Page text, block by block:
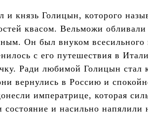
и князь Голицын, которого
квасом. Вельможи
Он был внуком
с его путешествия в
Ради любимой Голицын стал
вернулись в Россию и
императрице, которая
состояние и насильно